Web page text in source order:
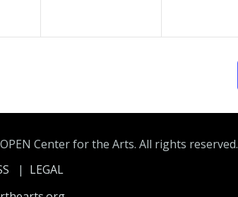
Center for the Arts. All rights reserved.
| LEGAL